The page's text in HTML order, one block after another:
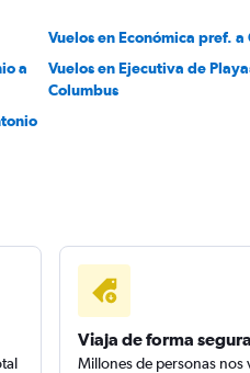
Vuelos en Económica pref. a
a
Vuelos en Ejecutiva de
Columbus
Viaja de forma segura
Millones de personas nos